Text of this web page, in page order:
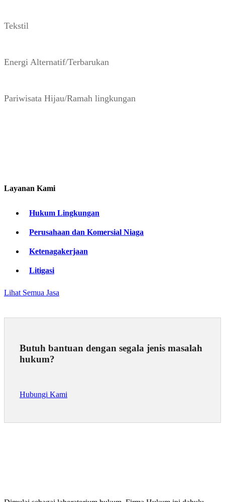
Tekstil
Energi Alternatif/Terbarukan
Pariwisata Hijau/Ramah lingkungan
Layanan Kami
Hukum Lingkungan
Perusahaan dan Komersial Niaga
Ketenagakerjaan
Litigasi
Lihat Semua Jasa
Butuh bantuan dengan segala jenis masalah
hukum?
Hubungi Kami